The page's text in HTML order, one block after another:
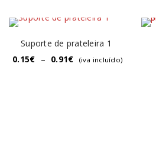
Suporte de prateleira 1
0.15€ – 0.91€ (iva incluído)